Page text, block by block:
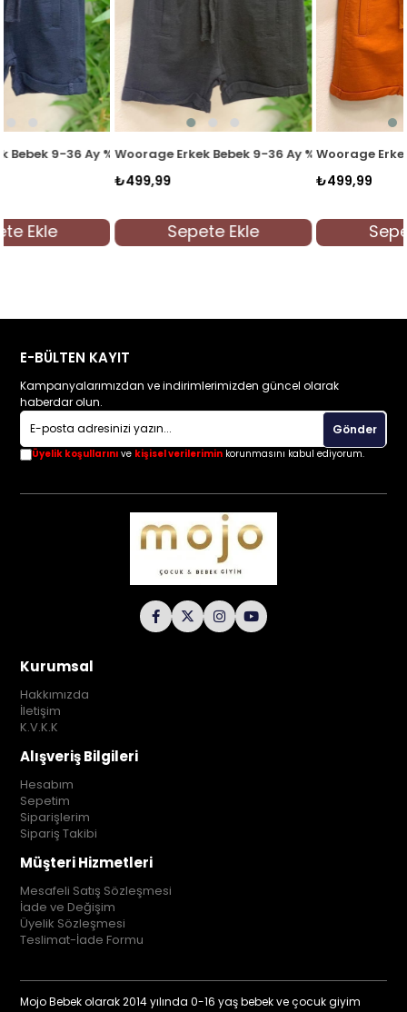
4053 Kiremit
Pamuk Duble Paça Penye Şort 4053 Lacivert
Woorage Erkek Bebek 9-36 Ay %100 Pamuk Duble Paça Penye
Sepete Ekle
Woorage Erkek Bebek 9-36 Ay
Sepete Ekle
E-BÜLTEN KAYIT
Kampanyalarımızdan ve indirimlerimizden güncel olarak
haberdar olun.
Gönder
Üyelik koşullarını ve kişisel verilerimin korunmasını kabul ediyorum.
Kurumsal
Hakkımızda
İletişim
K.V.K.K
Alışveriş Bilgileri
Hesabım
Sepetim
Siparişlerim
Sipariş Takibi
Müşteri Hizmetleri
Mesafeli Satış Sözleşmesi
İade ve Değişim
Üyelik Sözleşmesi
Teslimat-İade Formu
Mojo Bebek olarak 2014 yılında 0-16 yaş bebek ve çocuk giyim